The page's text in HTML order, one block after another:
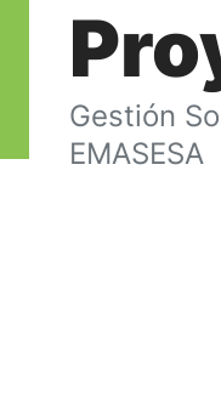
Gestión
EMASESA